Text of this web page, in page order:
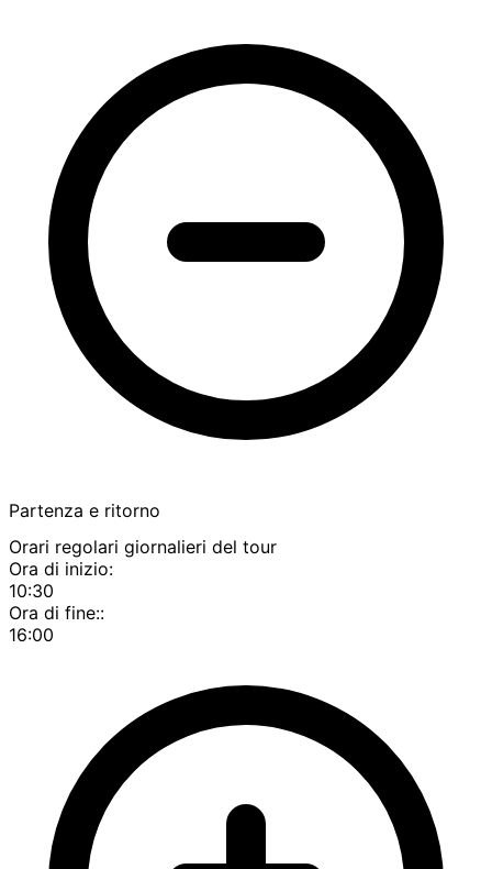
Partenza e ritorno
Orari regolari giornalieri del tour
Ora di inizio:
10:30
Ora di fine::
16:00